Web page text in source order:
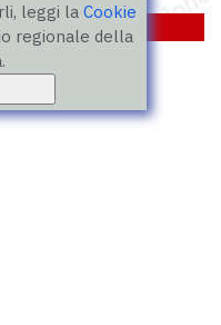
leggi laCookie
regionale della